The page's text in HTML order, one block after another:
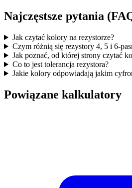
Najczęstsze pytania
Jak czytać kolory na rezystorze?
Czym różnią się rezystory 4, 5 i 6-
Jak poznać, od której strony czytać
Co to jest tolerancja rezystora?
Jakie kolory odpowiadają jakim
Powiązane kalkulatory